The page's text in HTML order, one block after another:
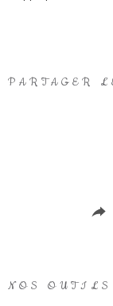
PARTAGER
NOS OUTILS